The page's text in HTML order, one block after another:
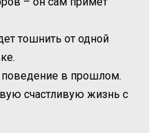
тошнить от одной
поведение в прошлом.
счастливую жизнь с